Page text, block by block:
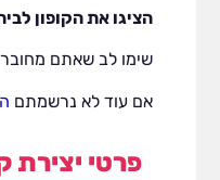
הציגו את הקופון
שימו לב שאתם
אם עוד לא נרשמתם
פרטי יצירת